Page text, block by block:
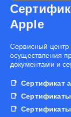
Apple
Cервисный
осуществления
документами и
Сертификат